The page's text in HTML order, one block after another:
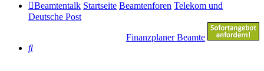
Beamtentalk Startseite Beamtenforen Telekom und
Deutsche Post
Finanzplaner Beamte
Suche